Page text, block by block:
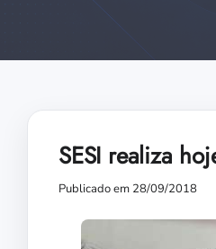
SESI realiza
Publicado em 28/09/2018